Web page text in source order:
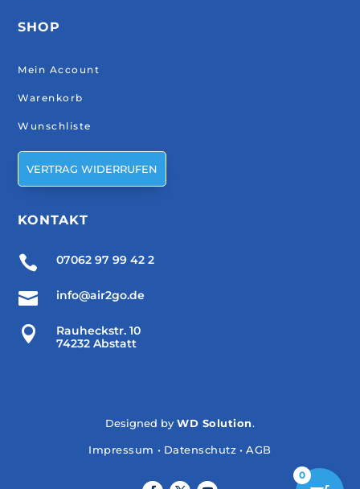
SHOP
Mein Account
Warenkorb
Wunschliste
VERTRAG WIDERRUFEN
KONTAKT
 07062 97 99 42 2
 info@air2go.de

Rauheckstr. 10
74232 Abstatt
Designed byWD Solution.
Impressum • Datenschutz • AGB
0